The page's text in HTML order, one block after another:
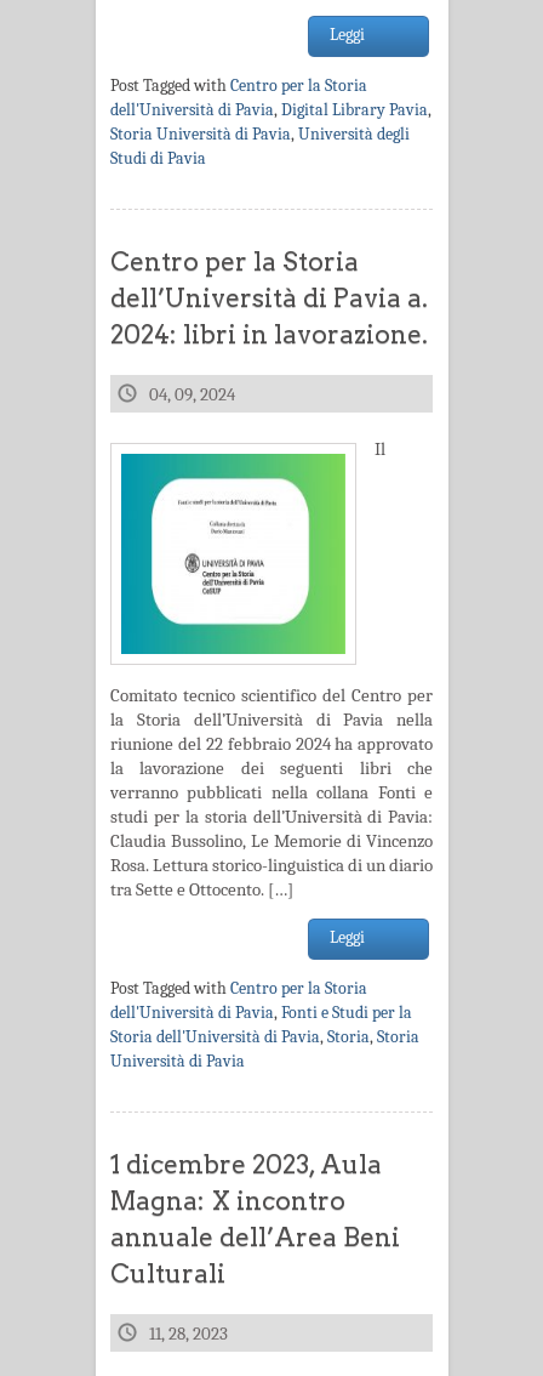
Leggi
Post Tagged withCentro per la Storia
dell'Università di Pavia,Digital Library Pavia,
Storia Università di Pavia,Università degli
Studi di Pavia
Centro per la Storia
dell’Università di Pavia a.
2024: libri in lavorazione.
04, 09, 2024
Il
Comitato tecnico scientifico del Centro per
la Storia dell’Università di Pavia nella
riunione del 22 febbraio 2024 ha approvato
la lavorazione dei seguenti libri che
verranno pubblicati nella collana Fonti e
studi per la storia dell’Università di Pavia:
Claudia Bussolino, Le Memorie di Vincenzo
Rosa. Lettura storico-linguistica di un diario
tra Sette e Ottocento. […]
Leggi
Post Tagged withCentro per la Storia
dell'Università di Pavia,Fonti e Studi per la
Storia dell'Università di Pavia,Storia,Storia
Università di Pavia
1 dicembre 2023, Aula
Magna: X incontro
annuale dell’Area Beni
Culturali
11, 28, 2023